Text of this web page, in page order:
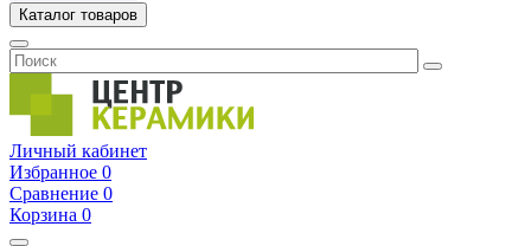
Каталог товаров
Личный кабинет
Избранное 0
Сравнение 0
Корзина 0